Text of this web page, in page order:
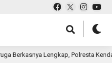
Lengkap, Polresta Kendari